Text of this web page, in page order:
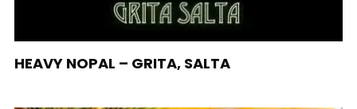
HEAVY NOPAL – GRITA, SALTA